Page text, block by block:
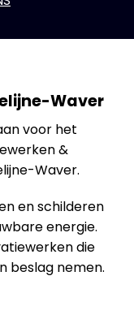
Waver
voor het
&
Waver.
en schilderen
energie.
die
beslag nemen.